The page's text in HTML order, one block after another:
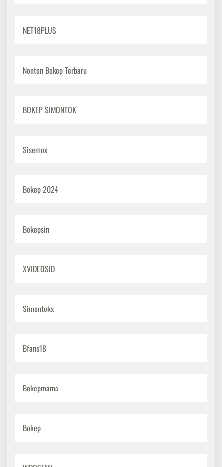
NET18PLUS
Nonton Bokep Terbaru
BOKEP SIMONTOK
Sisemox
Bokep 2024
Bokepsin
XVIDEOSID
Simontokx
Bfans18
Bokepmama
Bokep